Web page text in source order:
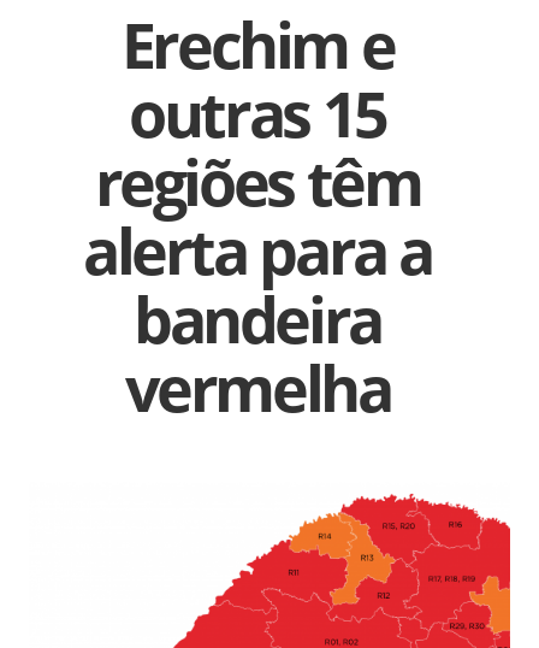
Erechim e
outras 15
regiões têm
alerta para a
bandeira
vermelha